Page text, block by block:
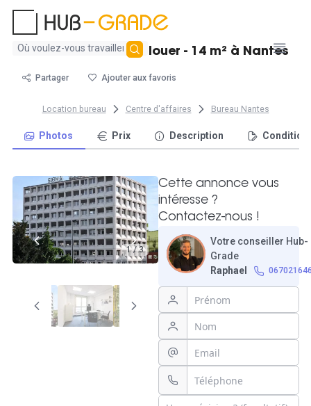
Aucun
trouvé
Bureau individuel à louer - 14 m² à Nantes
Partager Ajouter aux favoris
Location bureau Centre d'affaires Bureau Nantes
Photos Prix Description
1 / 3
Cette annonce vous
intéresse ?
Contactez-nous !
Votre conseiller Hub-
Grade
Raphael